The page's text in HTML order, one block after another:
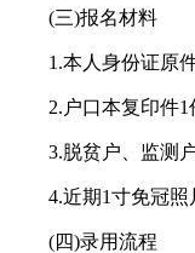
(三)报名材料
1.本人身份证原件
2.户口本复印件1
3.脱贫户、监测户
4.近期1寸免冠照
(四)录用流程